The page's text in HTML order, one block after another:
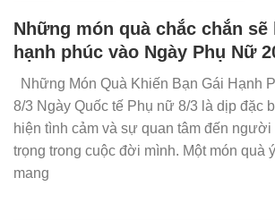
Những món quà chắc chắn sẽ
hạnh phúc vào Ngày Phụ Nữ
Những Món Quà Khiến Bạn Gái Hạnh
8/3 Ngày Quốc tế Phụ nữ 8/3 là dịp đặc
hiện tình cảm và sự quan tâm đến
trọng trong cuộc đời mình. Một món quà
mang